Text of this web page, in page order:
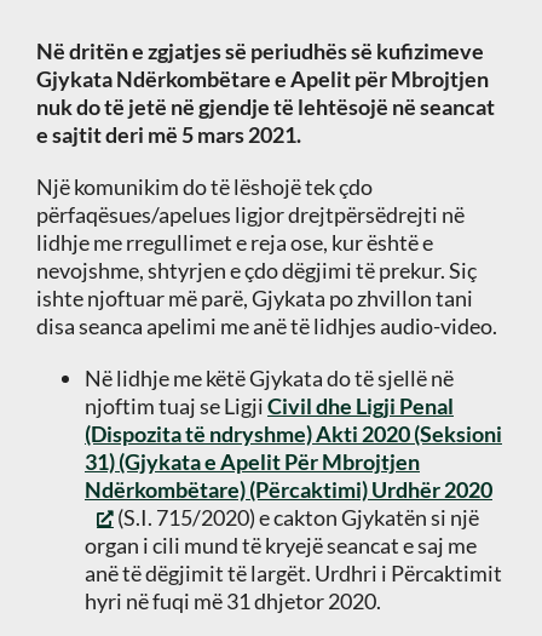
Në dritën e zgjatjes së periudhës së kufizimeve
Gjykata Ndërkombëtare e Apelit për Mbrojtjen
nuk do të jetë në gjendje të lehtësojë në seancat
e sajtit deri më 5 mars 2021.
Një komunikim do të lëshojë tek çdo
përfaqësues/apelues ligjor drejtpërsëdrejti në
lidhje me rregullimet e reja ose, kur është e
nevojshme, shtyrjen e çdo dëgjimi të prekur. Siç
ishte njoftuar më parë, Gjykata po zhvillon tani
disa seanca apelimi me anë të lidhjes audio-video.
Në lidhje me këtë Gjykata do të sjellë në
njoftim tuaj se LigjiCivil dhe Ligji Penal
(Dispozita të ndryshme) Akti 2020 (Seksioni
31) (Gjykata e Apelit Për Mbrojtjen
Ndërkombëtare) (Përcaktimi) Urdhër 2020
(S.I. 715/2020) e cakton Gjykatën si një
organ i cili mund të kryejë seancat e saj me
anë të dëgjimit të largët. Urdhri i Përcaktimit
hyri në fuqi më 31 dhjetor 2020.